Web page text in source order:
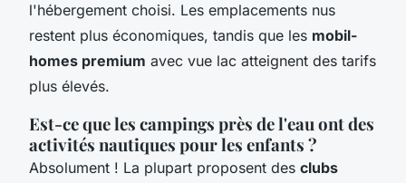
l'hébergement choisi. Les emplacements nus
restent plus économiques, tandis que les mobil-
homes premium avec vue lac atteignent des tarifs
plus élevés.
Est-ce que les campings près de l'eau ont des
activités nautiques pour les enfants ?
Absolument ! La plupart proposent des clubs